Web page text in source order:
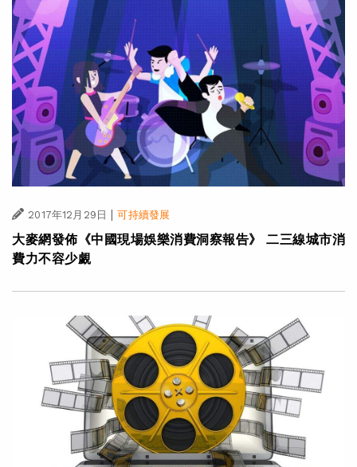
2017年12月29日 | 可持續發展
大麥網發佈《中國現場娛樂消費洞察報告》 二三線城市消
費力不容少覷